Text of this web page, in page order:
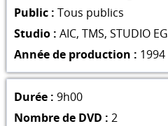
Public : Tous publics
Studio : AIC, TMS, STUDIO
Année de production : 1994
Durée : 9h00
Nombre de DVD : 2